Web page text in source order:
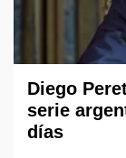
Diego
serie
días